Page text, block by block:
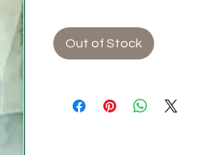
Out of Stock